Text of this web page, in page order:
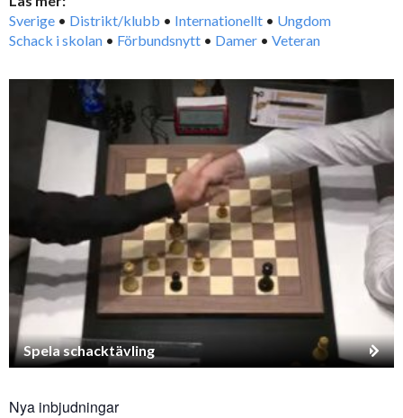
Sverige • Distrikt/klubb • Internationellt • Ungdom
Schack i skolan • Förbundsnytt • Damer • Veteran
Spela schacktävling
Nya inbjudningar